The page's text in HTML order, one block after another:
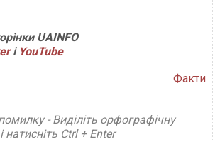
UAINFO
і YouTube
Факти
- Виділіть орфографічну
Ctrl + Enter